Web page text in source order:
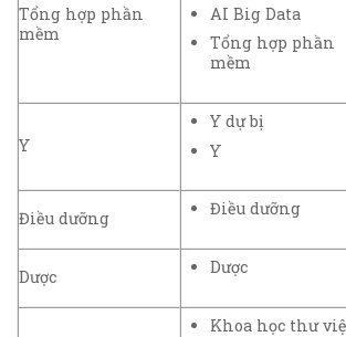
Tổng hợp phần
mềm
AI Big Data
Tổng hợp phần
mềm
Y
Y dự bị
Y
Điều dưỡng Điều dưỡng
Dược Dược
Khoa học thư